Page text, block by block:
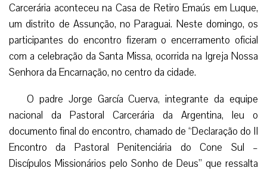
Carcerária aconteceu na Casa de Retiro Emaús em Luque,
um distrito de Assunção, no Paraguai. Neste domingo, os
participantes do encontro fizeram o encerramento oficial
com a celebração da Santa Missa, ocorrida na Igreja Nossa
Senhora da Encarnação, no centro da cidade.
O padre Jorge García Cuerva, integrante da equipe
nacional da Pastoral Carcerária da Argentina, leu o
documento final do encontro, chamado de “Declaração do II
Encontro da Pastoral Penitenciária do Cone Sul –
Discípulos Missionários pelo Sonho de Deus” que ressalta